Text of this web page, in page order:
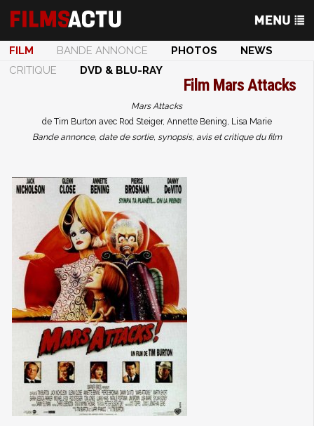
FILM BANDE ANNONCE PHOTOS
NEWS
CRITIQUE
DVD & BLU-RAY
Film Mars Attacks
Mars Attacks
de Tim Burton avec Rod Steiger, Annette Bening, Lisa Marie
Bande annonce, date de sortie, synopsis, avis et critique du film